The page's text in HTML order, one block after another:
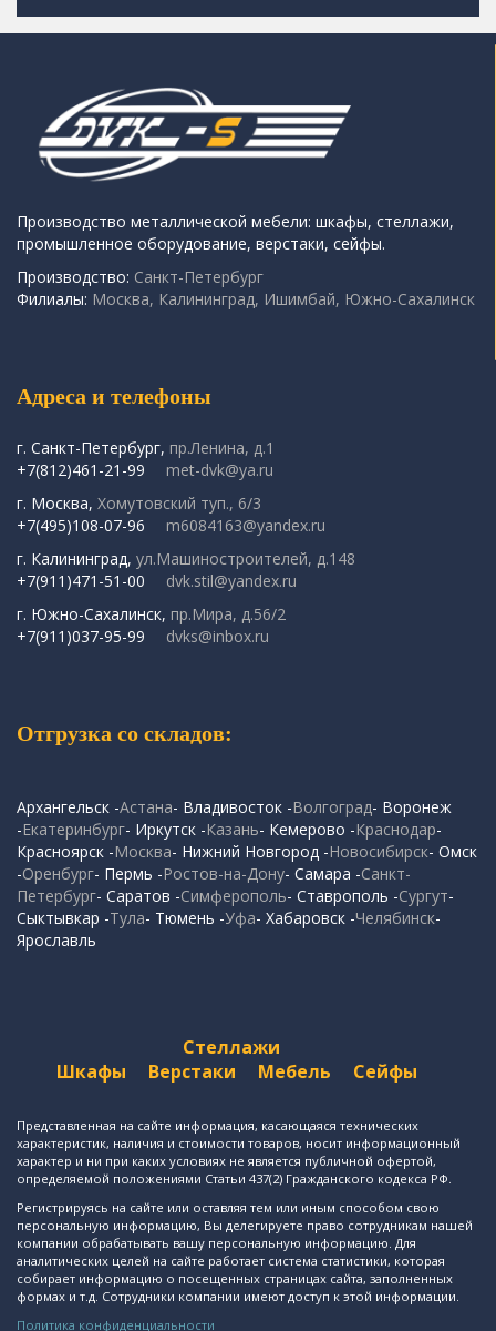
Производство металлической мебели: шкафы, стеллажи,
промышленное оборудование, верстаки, сейфы.
Производство: Санкт-Петербург
Филиалы: Москва, Калининград, Ишимбай, Южно-Сахалинск
Адреса и телефоны
г. Санкт-Петербург, пр.Ленина, д.1
+7(812)461-21-99
met-dvk@ya.ru
г. Москва, Хомутовский туп., 6/3
+7(495)108-07-96
m6084163@yandex.ru
г. Калининград, ул.Машиностроителей, д.148
+7(911)471-51-00
dvk.stil@yandex.ru
г. Южно-Сахалинск, пр.Мира, д.56/2
+7(911)037-95-99
dvks@inbox.ru
Отгрузка со складов:
Архангельск -Астана- Владивосток -Волгоград- Воронеж
-Екатеринбург- Иркутск -Казань- Кемерово -Краснодар-
Красноярск -Москва- Нижний Новгород -Новосибирск- Омск
-Оренбург- Пермь -Ростов-на-Дону- Самара -Санкт-
Петербург- Саратов -Симферополь- Ставрополь -Сургут-
Сыктывкар -Тула- Тюмень -Уфа- Хабаровск -Челябинск-
Ярославль
Стеллажи
Шкафы
Верстаки Мебель Сейфы
Представленная на сайте информация, касающаяся технических
характеристик, наличия и стоимости товаров, носит информационный
характер и ни при каких условиях не является публичной офертой,
определяемой положениями Статьи 437(2) Гражданского кодекса РФ.
Регистрируясь на сайте или оставляя тем или иным способом свою
персональную информацию, Вы делегируете право сотрудникам нашей
компании обрабатывать вашу персональную информацию. Для
аналитических целей на сайте работает система статистики, которая
собирает информацию о посещенных страницах сайта, заполненных
формах и т.д. Сотрудники компании имеют доступ к этой информации.
Политика конфиденциальности